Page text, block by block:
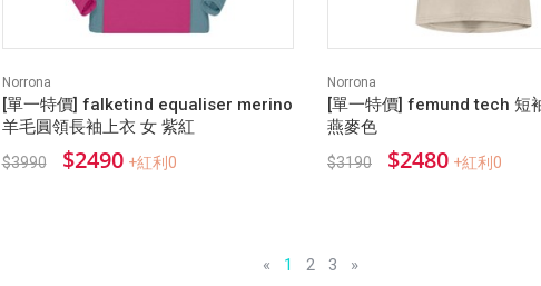
Norrona
[單一特價] falketind equaliser merino
羊毛圓領長袖上衣 女 紫紅
$3990 $2490 +紅利0
Norrona
[單一特價] femund tech 短
燕麥色
$3190 $2480 +紅利0
« 1 2 3 »